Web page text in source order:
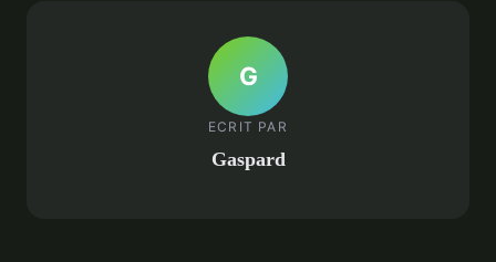
G
ECRIT PAR
Gaspard